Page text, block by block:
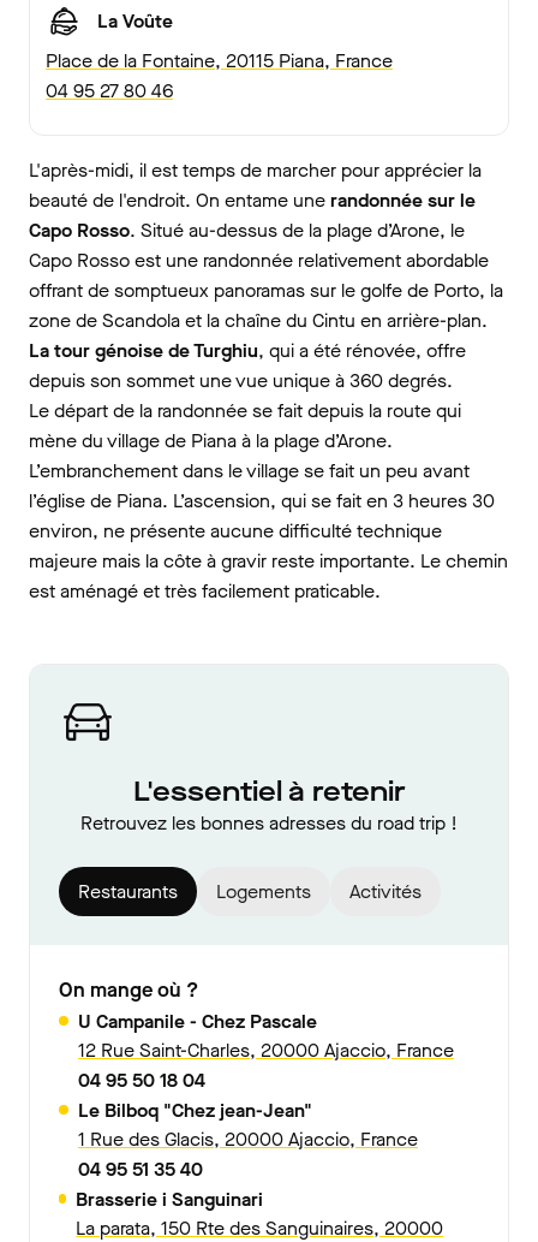
La Voûte
Place de la Fontaine, 20115 Piana, France
04 95 27 80 46
L'après-midi, il est temps de marcher pour apprécier la
beauté de l'endroit. On entame unerandonnée sur le
Capo Rosso. Situé au-dessus de la plage d’Arone, le
Capo Rosso est une randonnée relativement abordable
offrant de somptueux panoramas sur le golfe de Porto, la
zone de Scandola et la chaîne du Cintu en arrière-plan.
La tour génoise de Turghiu, quia été rénovée, offre
depuis son sommet une vue unique à 360 degrés.
Le départ de la randonnée se fait depuis la route qui
mène du village de Piana à la plage d’Arone.
L’embranchement dans le village se fait un peu avant
l’église de Piana. L’ascension, qui se fait en 3 heures 30
environ, ne présente aucune difficulté technique
majeure mais la côte à gravir reste importante. Le chemin
est aménagé et très facilement praticable.
L'essentiel à retenir
Retrouvez les bonnes adresses du road trip !
Restaurants Logements Activités
On mange où ?
U Campanile - Chez Pascale
12 Rue Saint-Charles, 20000 Ajaccio, France
04 95 50 18 04
Le Bilboq "Chez jean-Jean"
1 Rue des Glacis, 20000 Ajaccio, France
04 95 51 35 40
Brasserie i Sanguinari
La parata, 150 Rte des Sanguinaires, 20000